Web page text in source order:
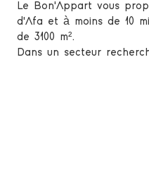
Le Bon'Appart vous
d'Afa et à moins de 10
de 3100 m².
Dans un secteur
simple ouverture d'un
Le terrain spacieux est
Un garage d'environ